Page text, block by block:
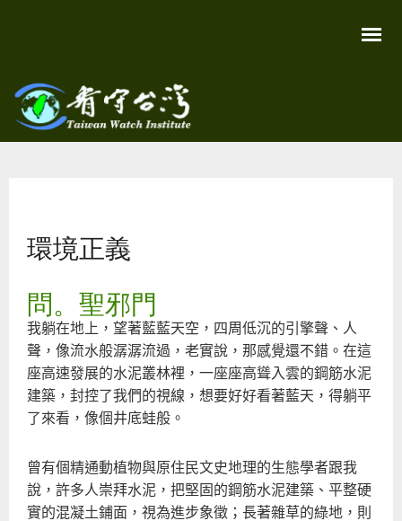
容
Watch
環境正義
問。聖邪門
我躺在地上，望著藍藍天空，四周低沉的引擎聲、人
聲，像流水般潺潺流過，老實說，那感覺還不錯。在這
座高速發展的水泥叢林裡，一座座高聳入雲的鋼筋水泥
建築，封控了我們的視線，想要好好看著藍天，得躺平
了來看，像個井底蛙般。
曾有個精通動植物與原住民文史地理的生態學者跟我
說，許多人崇拜水泥，把堅固的鋼筋水泥建築、平整硬
實的混凝土鋪面，視為進步象徵；長著雜草的綠地，則